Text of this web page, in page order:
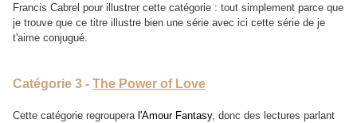
Francis Cabrel pour illustrer cette catégorie : tout simplement parce que
je trouve que ce titre illustre bien une série avec ici cette série de je
t'aime conjugué.
Catégorie 3 - The Power of Love
Cette catégorie regroupera l'Amour Fantasy, donc des lectures parlant